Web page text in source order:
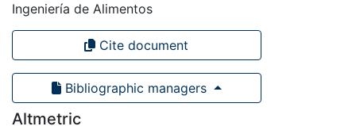
Ingeniería de Alimentos
Cite document
Bibliographic managers
Altmetric